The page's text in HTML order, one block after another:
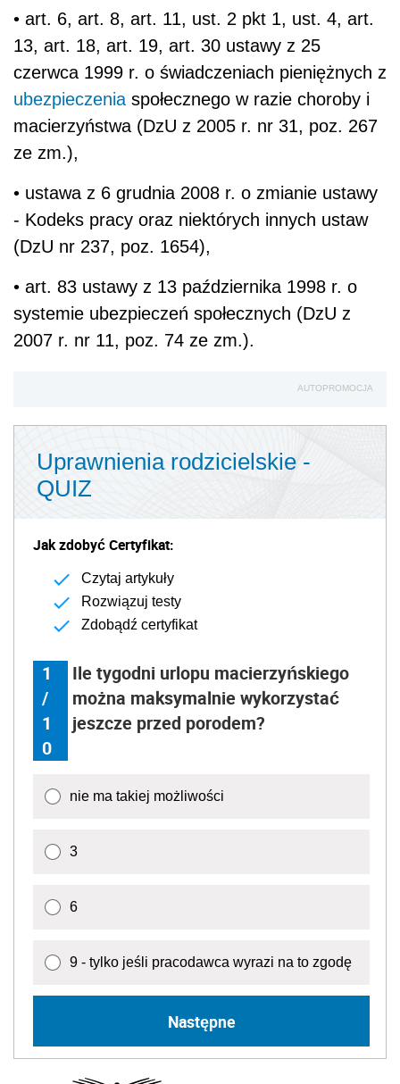
• art. 6, art. 8, art. 11, ust. 2 pkt 1, ust. 4, art.
13, art. 18, art. 19, art. 30 ustawy z 25
czerwca 1999 r. o świadczeniach pieniężnych z
ubezpieczeniaspołecznego w razie choroby i
macierzyństwa (DzU z 2005 r. nr 31, poz. 267
ze zm.),
• ustawa z 6 grudnia 2008 r. o zmianie ustawy
- Kodeks pracy oraz niektórych innych ustaw
(DzU nr 237, poz. 1654),
• art. 83 ustawy z 13 października 1998 r. o
systemie ubezpieczeń społecznych (DzU z
2007 r. nr 11, poz. 74 ze zm.).
AUTOPROMOCJA
Uprawnienia rodzicielskie -
QUIZ
Jak zdobyć Certyfikat:
Czytaj artykuły
Rozwiązuj testy
Zdobądź certyfikat
1
/
1
0
Ile tygodni urlopu macierzyńskiego
można maksymalnie wykorzystać
jeszcze przed porodem?
nie ma takiej możliwości
3
6
9 - tylko jeśli pracodawca wyrazi na to zgodę
Następne